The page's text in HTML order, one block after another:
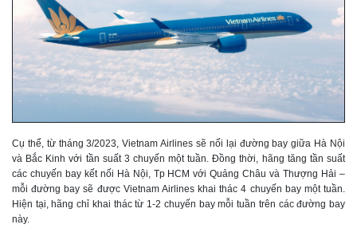
Cụ thể, từ tháng 3/2023, Vietnam Airlines sẽ nối lại đường bay giữa Hà Nội
và Bắc Kinh với tần suất 3 chuyến một tuần. Đồng thời, hãng tăng tần suất
các chuyến bay kết nối Hà Nội, Tp HCM với Quảng Châu và Thượng Hải –
mỗi đường bay sẽ được Vietnam Airlines khai thác 4 chuyến bay một tuần.
Hiện tại, hãng chỉ khai thác từ 1-2 chuyến bay mỗi tuần trên các đường bay
này.